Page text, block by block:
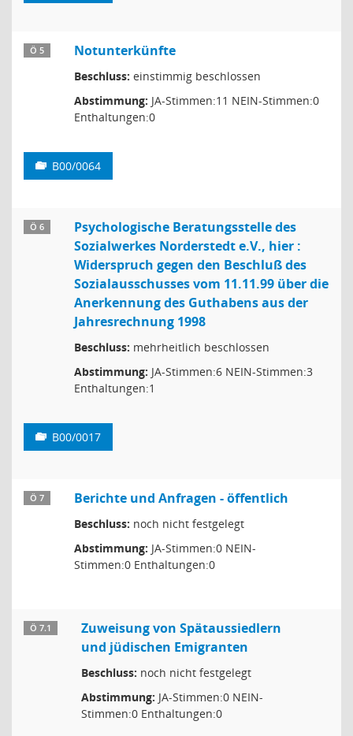
Ö 5 Notunterkünfte
Beschluss: einstimmig beschlossen
Abstimmung: JA-Stimmen:11 NEIN-Stimmen:0
Enthaltungen:0
B00/0064
Ö 6
Psychologische Beratungsstelle des
Sozialwerkes Norderstedt e.V., hier :
Widerspruch gegen den Beschluß des
Sozialausschusses vom 11.11.99 über die
Anerkennung des Guthabens aus der
Jahresrechnung 1998
Beschluss: mehrheitlich beschlossen
Abstimmung: JA-Stimmen:6 NEIN-Stimmen:3
Enthaltungen:1
B00/0017
Ö 7 Berichte und Anfragen - öffentlich
Beschluss: noch nicht festgelegt
Abstimmung: JA-Stimmen:0 NEIN-
Stimmen:0 Enthaltungen:0
Ö 7.1
Zuweisung von Spätaussiedlern
und jüdischen Emigranten
Beschluss: noch nicht festgelegt
Abstimmung: JA-Stimmen:0 NEIN-
Stimmen:0 Enthaltungen:0